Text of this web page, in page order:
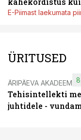
E-Piimast laekumata
ÜRITUSED
ÄRIPÄEVA AKADEEMIA
Tehisintellekti
juhtidele -